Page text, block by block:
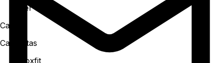
Ver todos
Camisa
Camisetas
Boxfit